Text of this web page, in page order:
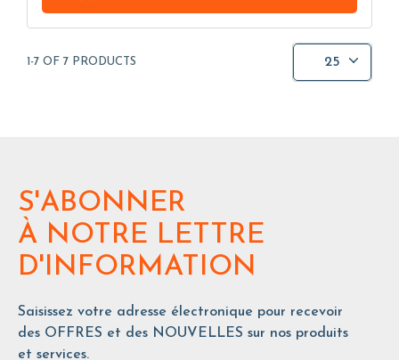
1-7 OF 7 PRODUCTS 25
S'ABONNER
À NOTRE LETTRE
D'INFORMATION
Saisissez votre adresse électronique pour recevoir
des OFFRES et des NOUVELLES sur nos produits
et services.